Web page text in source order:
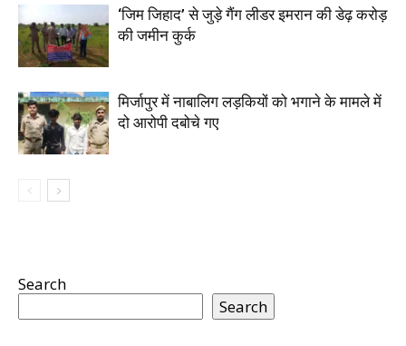
‘जिम जिहाद’ से जुड़े गैंग लीडर इमरान की डेढ़ करोड़
की जमीन कुर्क
मिर्जापुर में नाबालिग लड़कियों को भगाने के मामले में
दो आरोपी दबोचे गए
Search
Search